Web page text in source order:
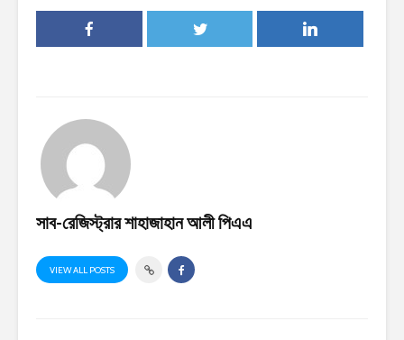
সাব-রেজিস্ট্রার শাহাজাহান আলী পিএএ
VIEW ALL POSTS